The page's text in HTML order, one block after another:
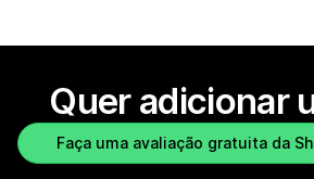
Quer adicionar
Faça uma avaliação gratuita da